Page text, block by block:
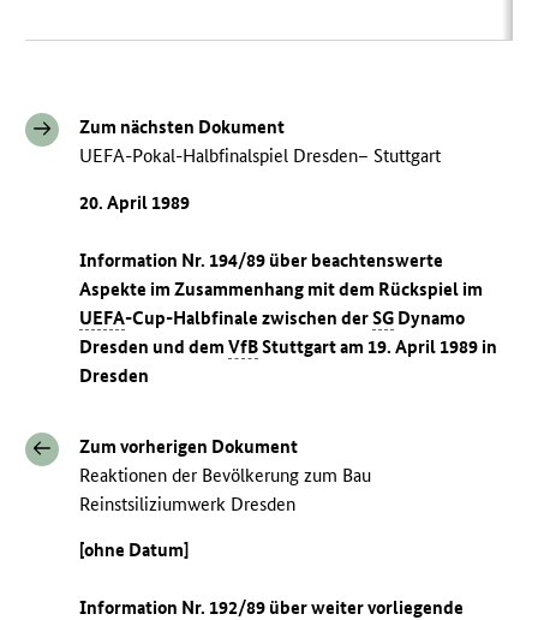
Zum nächsten Dokument
UEFA-Pokal-Halbfinalspiel Dresden– Stuttgart
20. April 1989
Information Nr. 194/89 über beachtenswerte
Aspekte im Zusammenhang mit dem Rückspiel im
UEFA-Cup-Halbfinale zwischen derSG Dynamo
Dresden und demVfBStuttgart am 19. April 1989 in
Dresden
Zum vorherigen Dokument
Reaktionen der Bevölkerung zum Bau
Reinstsiliziumwerk Dresden
[ohne Datum]
Information Nr. 192/89 über weiter vorliegende